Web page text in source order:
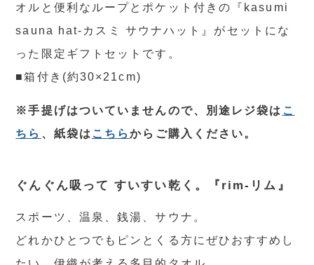
オルと便利なループとポケット付きの『kasumi
sauna hat-カスミ サウナハット』がセットにな
った限定ギフトセットです。
■箱付き(約30×21cm)
※手提げはついていませんので、別途レジ袋は こ
ちら 、紙袋は こちらからご購入ください。
ぐんぐん吸って すいすい乾く。『rim-リム』
スポーツ、温泉、銭湯、サウナ。
どれかひとつでもピンとくる方にぜひおすすめし